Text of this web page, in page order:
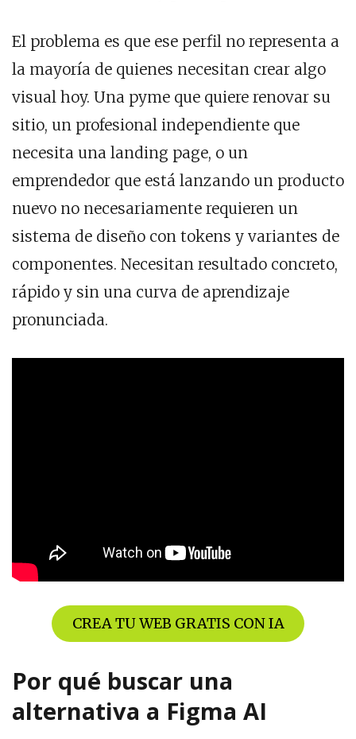
El problema es que ese perfil no representa a
la mayoría de quienes necesitan crear algo
visual hoy. Una pyme que quiere renovar su
sitio, un profesional independiente que
necesita una landing page, o un
emprendedor que está lanzando un producto
nuevo no necesariamente requieren un
sistema de diseño con tokens y variantes de
componentes. Necesitan resultado concreto,
rápido y sin una curva de aprendizaje
pronunciada.
CREA TU WEB GRATIS CON IA
Por qué buscar una
alternativa a Figma AI